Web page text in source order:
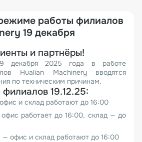
работы филиалов
19 декабря
и партнёры!
декабря 2025 года в работе
Hualian Machinery вводятся
по техническим причинам.
19.12.25:
и склад работают до 16:00
работает до 16:00, склад — до
офис и склад работают до 16:00